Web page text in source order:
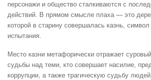
персонажи и общество сталкиваются с
действий. В прямом смысле плаха — это
которой в старину совершалась казнь,
испытания.
Место казни метафорически отражает
судьбы над теми, кто совершает насилие,
коррупции, а также трагическую судьбу